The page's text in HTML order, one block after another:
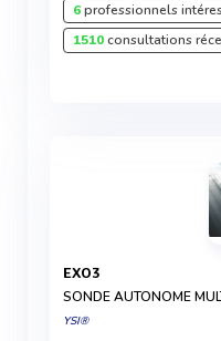
6professionnels
1510consultations
EXO3
SONDE AUTONOME
YSI®